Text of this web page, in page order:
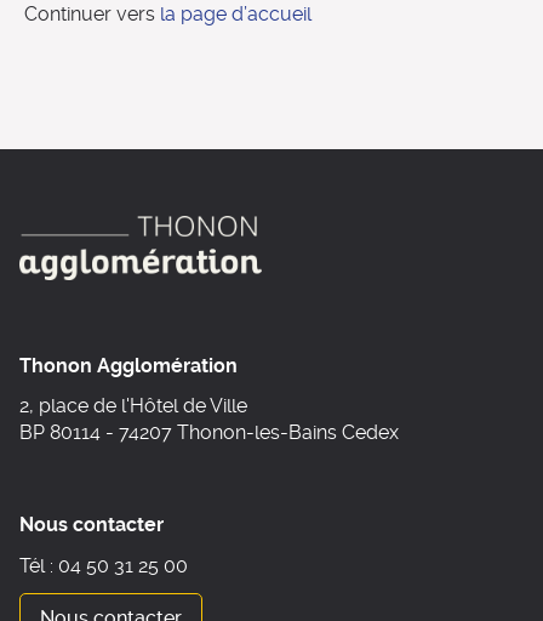
Continuer vers la page d’accueil
Thonon Agglomération
2, place de l'Hôtel de Ville
BP 80114 - 74207 Thonon-les-Bains Cedex
Nous contacter
Tél : 04 50 31 25 00